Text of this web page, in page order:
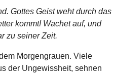
Gottes Geist weht durch das
kommt! Wachet auf, und
zu seiner Zeit.
Morgengrauen. Viele
der Ungewissheit, sehnen